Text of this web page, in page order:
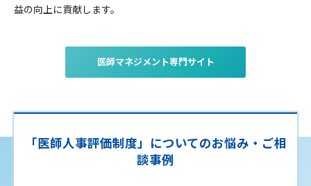
益の向上に貢献します。
医師マネジメント専門サイト
「医師人事評価制度」についてのお悩み・ご相
談事例